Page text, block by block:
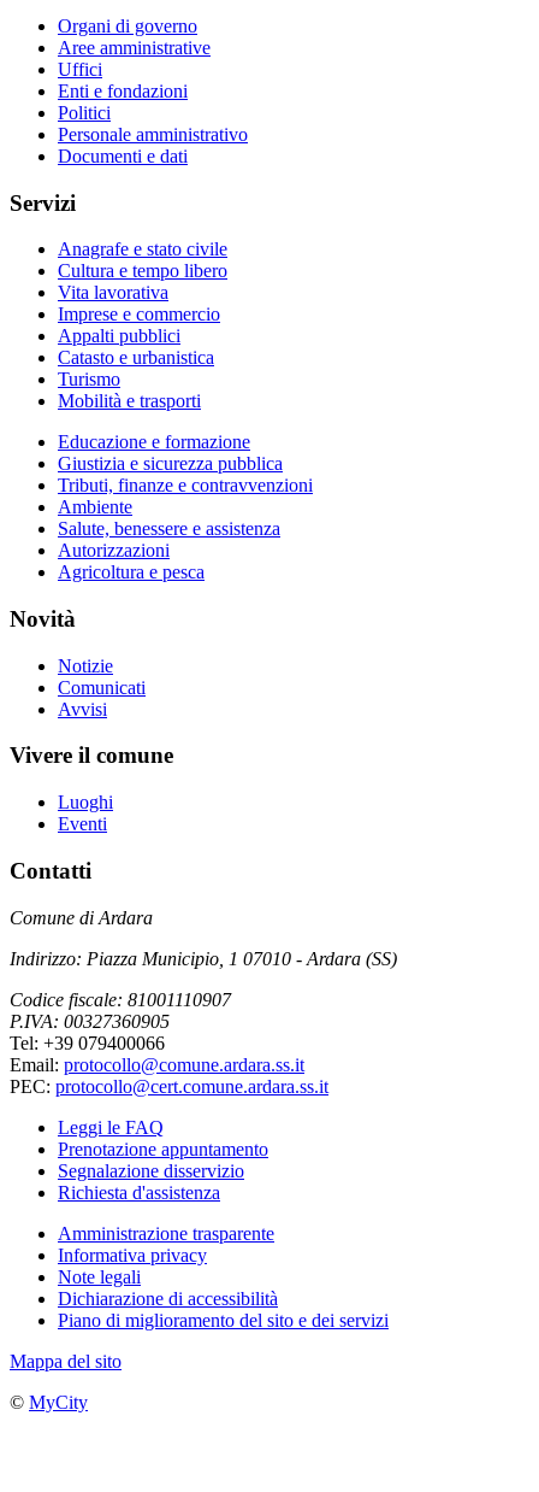
Organi di governo
Aree amministrative
Uffici
Enti e fondazioni
Politici
Personale amministrativo
Documenti e dati
Servizi
Anagrafe e stato civile
Cultura e tempo libero
Vita lavorativa
Imprese e commercio
Appalti pubblici
Catasto e urbanistica
Turismo
Mobilità e trasporti
Educazione e formazione
Giustizia e sicurezza pubblica
Tributi, finanze e contravvenzioni
Ambiente
Salute, benessere e assistenza
Autorizzazioni
Agricoltura e pesca
Novità
Notizie
Comunicati
Avvisi
Vivere il comune
Luoghi
Eventi
Contatti
Comune di Ardara
Indirizzo: Piazza Municipio, 1 07010 - Ardara (SS)
Codice fiscale: 81001110907
P.IVA: 00327360905
Tel: +39 079400066
Email: protocollo@comune.ardara.ss.it
PEC: protocollo@cert.comune.ardara.ss.it
Leggi le FAQ
Prenotazione appuntamento
Segnalazione disservizio
Richiesta d'assistenza
Amministrazione trasparente
Informativa privacy
Note legali
Dichiarazione di accessibilità
Piano di miglioramento del sito e dei servizi
Mappa del sito
© MyCity